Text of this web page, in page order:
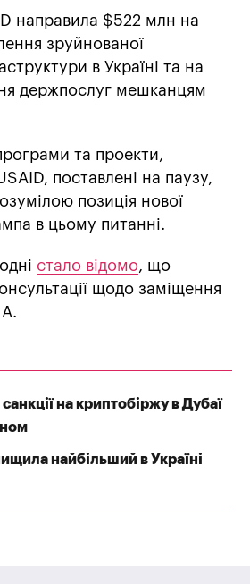
направила $522 млн на
зруйнованої
в Україні та на
держпослуг мешканцям
та проекти,
поставлені на паузу,
позиція нової
в цьому питанні.
стало відомо , що
щодо заміщення
на криптобіржу в Дубаї
найбільший в Україні